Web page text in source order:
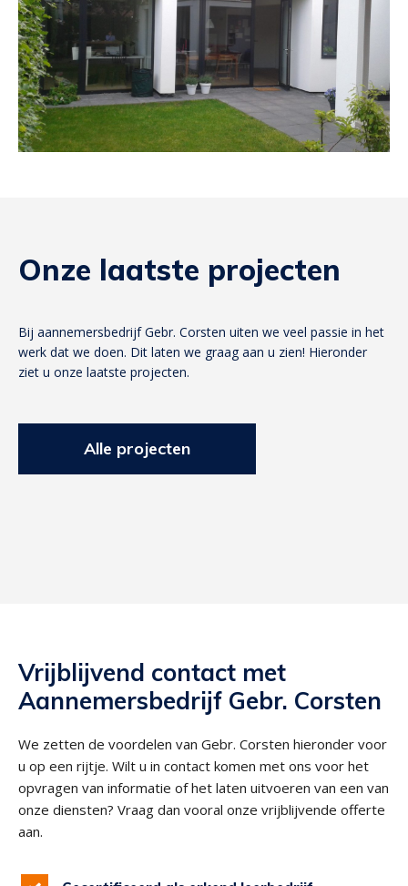
Onze laatste projecten
Bij aannemersbedrijf Gebr. Corsten uiten we veel passie in het
werk dat we doen. Dit laten we graag aan u zien! Hieronder
ziet u onze laatste projecten.
Alle projecten
Vrijblijvend contact met
Aannemersbedrijf Gebr. Corsten
We zetten de voordelen van Gebr. Corsten hieronder voor
u op een rijtje. Wilt u in contact komen met ons voor het
opvragen van informatie of het laten uitvoeren van een van
onze diensten? Vraag dan vooral onze vrijblijvende offerte
aan.